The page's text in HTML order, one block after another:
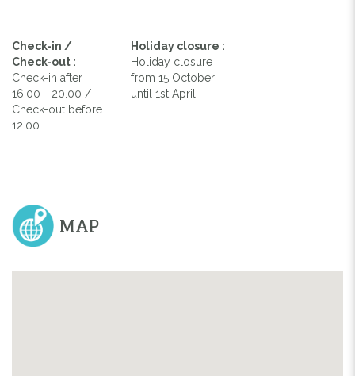
Check-in /
Check-out :
Check-in after
16.00 - 20.00 /
Check-out before
12.00
Holiday closure :
Holiday closure
from 15 October
until 1st April
MAP